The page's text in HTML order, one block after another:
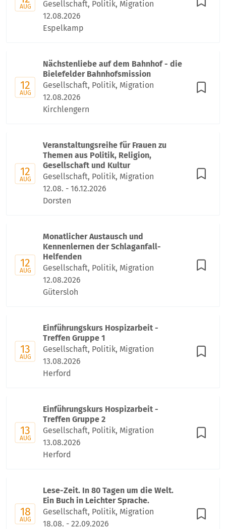
AUG
Gesellschaft, Politik, Migration
12.08.2026
Espelkamp
12
AUG
Nächstenliebe auf dem Bahnhof - die
Bielefelder Bahnhofsmission
Gesellschaft, Politik, Migration
12.08.2026
Kirchlengern
12
AUG
Veranstaltungsreihe für Frauen zu
Themen aus Politik, Religion,
Gesellschaft und Kultur
Gesellschaft, Politik, Migration
12.08. - 16.12.2026
Dorsten
12
AUG
Monatlicher Austausch und
Kennenlernen der Schlaganfall-
Helfenden
Gesellschaft, Politik, Migration
12.08.2026
Gütersloh
13
AUG
Einführungskurs Hospizarbeit -
Treffen Gruppe 1
Gesellschaft, Politik, Migration
13.08.2026
Herford
13
AUG
Einführungskurs Hospizarbeit -
Treffen Gruppe 2
Gesellschaft, Politik, Migration
13.08.2026
Herford
18
AUG
Lese-Zeit. In 80 Tagen um die Welt.
Ein Buch in Leichter Sprache.
Gesellschaft, Politik, Migration
18.08. - 22.09.2026